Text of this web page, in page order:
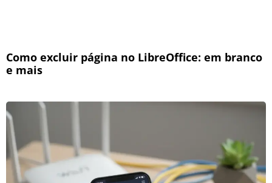
Como excluir página no LibreOffice: em branco
e mais